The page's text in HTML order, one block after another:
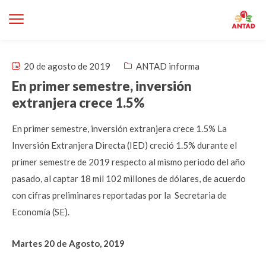
20 de agosto de 2019 ANTAD informa
En primer semestre, inversión
extranjera crece 1.5%
En primer semestre, inversión extranjera crece 1.5% La
Inversión Extranjera Directa (IED) creció 1.5% durante el
primer semestre de 2019 respecto al mismo periodo del año
pasado, al captar 18 mil 102 millones de dólares, de acuerdo
con cifras preliminares reportadas por la Secretaria de
Economía (SE).
Martes 20 de Agosto, 2019